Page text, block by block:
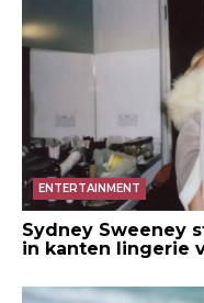
ENTERTAINMENT
Sydney Sweeney
in kanten lingerie